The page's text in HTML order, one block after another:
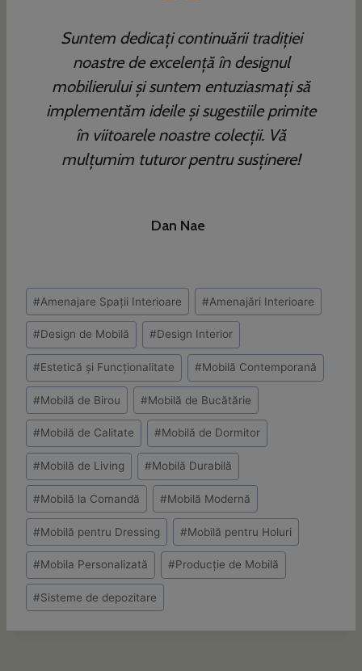
Suntem dedicați continuării tradiției
noastre de excelență în designul
mobilierului și suntem entuziasmați să
implementăm ideile și sugestiile primite
în viitoarele noastre colecții. Vă
mulțumim tuturor pentru susținere!
Dan Nae
Post
Tags:
#Amenajare Spații Interioare #Amenajări Interioare
#Design de Mobilă #Design Interior
#Estetică și Funcționalitate #Mobilă Contemporană
#Mobilă de Birou #Mobilă de Bucătărie
#Mobilă de Calitate #Mobilă de Dormitor
#Mobilă de Living #Mobilă Durabilă
#Mobilă la Comandă #Mobilă Modernă
#Mobilă pentru Dressing #Mobilă pentru Holuri
#Mobila Personalizată #Producție de Mobilă
#Sisteme de depozitare